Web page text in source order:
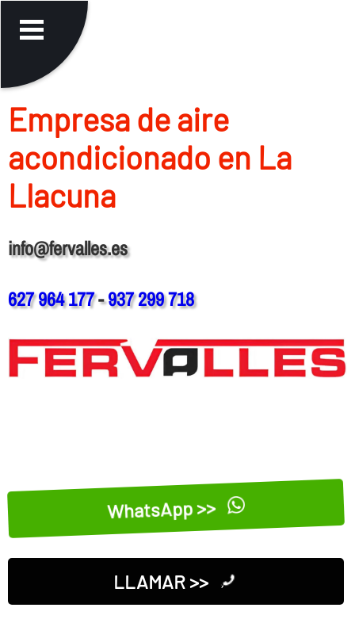
Empresa de aire
acondicionado en La
Llacuna
info@fervalles.es
627 964 177-937 299 718
WhatsApp >>
LLAMAR >>